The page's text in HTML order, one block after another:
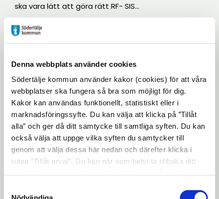
Denna webbplats använder cookies
Södertälje kommun använder kakor (cookies) för att våra
webbplatser ska fungera så bra som möjligt för dig.
Kakor kan användas funktionellt, statistiskt eller i
marknadsföringssyfte. Du kan välja att klicka på ”Tillåt
alla” och ger då ditt samtycke till samtliga syften. Du kan
också välja att uppge vilka syften du samtycker till
genom att välja dessa här nedan och därefter klicka i
rutan ”Tillåt urval”. Du kan när som helst ta tillbaka ditt
"Visa detaljer" kan du läsa om hur kakorna används och
ska vara lätt att göra rätt RF- SISU
Sörmland och Kultur och
fritidskontorets föreningsstöd
bjöd in till en utbildning i
Syftet med utbildningen är att
det ska vara lätt att göra rätt.
höstlovsaktiviteter i
Södertälje kommun 2024
Hej alla föreningar! Nu är det
snart dags för höstlov och vi vill
självklart ha så många roliga
föreningsaktiviteter som möjligt.
Lovaktiviteterna ska vara
kostnadsfria och riktade till barn
och ungdomar i Södertälje
kommun. Till höstlovet 2024 så
2024-08-06
Vi välkomnar Sophie
Nordström till tjänsten